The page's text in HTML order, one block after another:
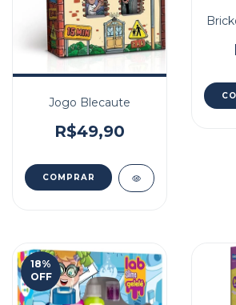
Jogo Blecaute
R$49,90
18%
OFF